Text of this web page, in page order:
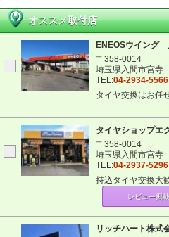
オススメ取付店
ENEOSウイング
〒358-0014
埼玉県入間市宮寺
TEL:04-2934-5566
タイヤ交換はお任
タイヤショップエ
〒358-0014
埼玉県入間市宮寺
TEL:04-2937-5296
持込タイヤ交換大
レビュー掲
リッチハート株式